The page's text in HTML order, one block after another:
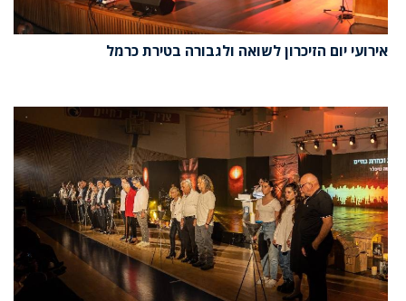
אירועי יום הזיכרון לשואה ולגבורה בטירת כרמל